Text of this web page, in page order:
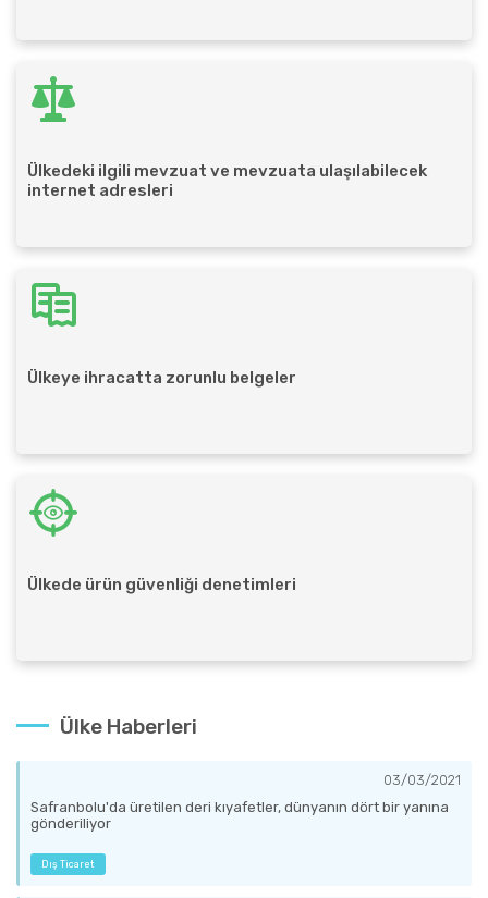
Ülkedeki ilgili mevzuat ve mevzuata ulaşılabilecek
internet adresleri
Ülkeye ihracatta zorunlu belgeler
Ülkede ürün güvenliği denetimleri
Ülke Haberleri
03/03/2021
Safranbolu'da üretilen deri kıyafetler, dünyanın dört bir yanına
gönderiliyor
Dış Ticaret